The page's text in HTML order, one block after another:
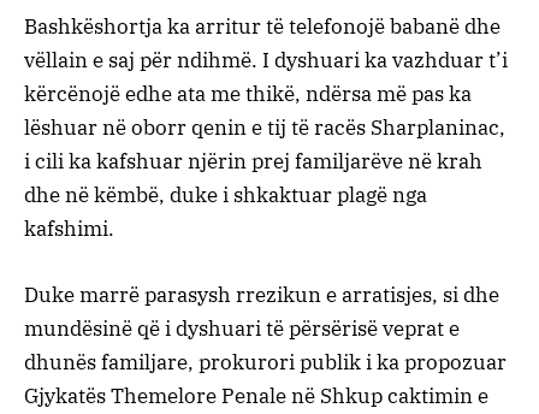
Bashkëshortja ka arritur të telefonojë babanë dhe
vëllain e saj për ndihmë. I dyshuari ka vazhduar t’i
kërcënojë edhe ata me thikë, ndërsa më pas ka
lëshuar në oborr qenin e tij të racës Sharplaninac,
i cili ka kafshuar njërin prej familjarëve në krah
dhe në këmbë, duke i shkaktuar plagë nga
kafshimi.
Duke marrë parasysh rrezikun e arratisjes, si dhe
mundësinë që i dyshuari të përsërisë veprat e
dhunës familjare, prokurori publik i ka propozuar
Gjykatës Themelore Penale në Shkup caktimin e